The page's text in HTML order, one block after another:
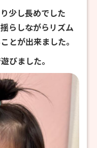
少し長めでした
らしながらリズム
とが出来ました。
びました。